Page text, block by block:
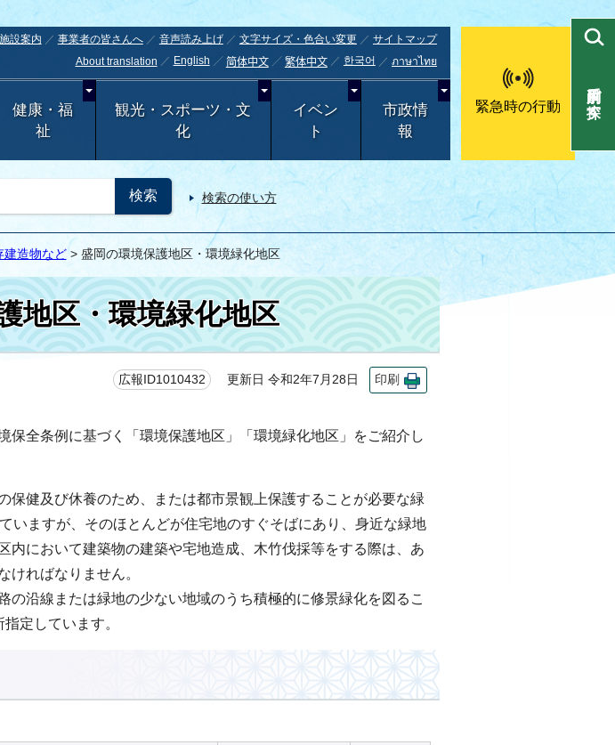
施設案内 事業者の皆さんへ 音声読み上げ 文字サイズ・色合い変更
サイトマップ
About translation
English 简体中文 繁体中文 한국어 ภาษาไทย
健康・福
祉
観光・スポーツ・文
化
イベン
ト
市政情
報
緊急時の行動
検索の使い方
目的別で探す
建造物など> 盛岡の環境保護地区・環境緑化地区
地区・環境緑化地区
広報ID1010432 更新日 令和2年7月28日 印刷
保全条例に基づく「環境保護地区」「環境緑化地区」をご紹介し
保健及び休養のため、または都市景観上保護することが必要な緑
いますが、そのほとんどが住宅地のすぐそばにあり、身近な緑地
内において建築物の建築や宅地造成、木竹伐採等をする際は、あ
ければなりません。
の沿線または緑地の少ない地域のうち積極的に修景緑化を図るこ
定しています。